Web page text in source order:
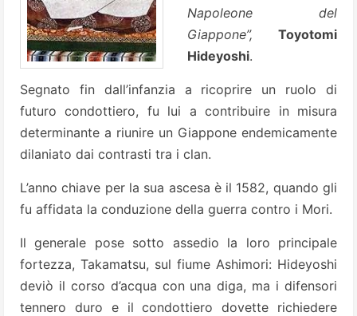
Napoleone del
Giappone”,
Toyotomi
Hideyoshi.
Segnato fin dall’infanzia a ricoprire un ruolo di
futuro condottiero, fu lui a contribuire in misura
determinante a riunire un Giappone endemicamente
dilaniato dai contrasti tra i clan.
L’anno chiave per la sua ascesa è il 1582, quando gli
fu affidata la conduzione della guerra contro i Mori.
Il generale pose sotto assedio la loro principale
fortezza, Takamatsu, sul fiume Ashimori: Hideyoshi
deviò il corso d’acqua con una diga, ma i difensori
tennero duro e il condottiero dovette richiedere